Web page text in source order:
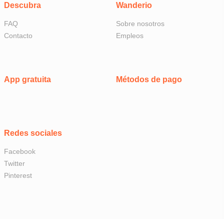
Descubra
FAQ
Contacto
Wanderio
Sobre nosotros
Empleos
App gratuita
Redes sociales
Facebook
Twitter
Pinterest
Métodos de pago